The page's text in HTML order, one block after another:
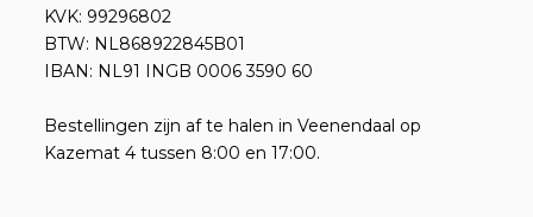
KVK: 99296802
BTW: NL868922845B01
IBAN: NL91 INGB 0006 3590 60
Bestellingen zijn af te halen in Veenendaal op
Kazemat 4 tussen 8:00 en 17:00.